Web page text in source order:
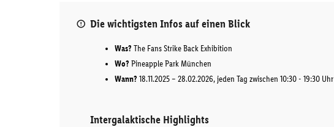
Die wichtigsten Infos auf einen Blick
Was? The Fans Strike Back Exhibition
Wo? Pineapple Park München
Wann? 18.11.2025 – 28.02.2026, jeden Tag zwischen 10:30 - 19:30 Uhr
Intergalaktische Highlights